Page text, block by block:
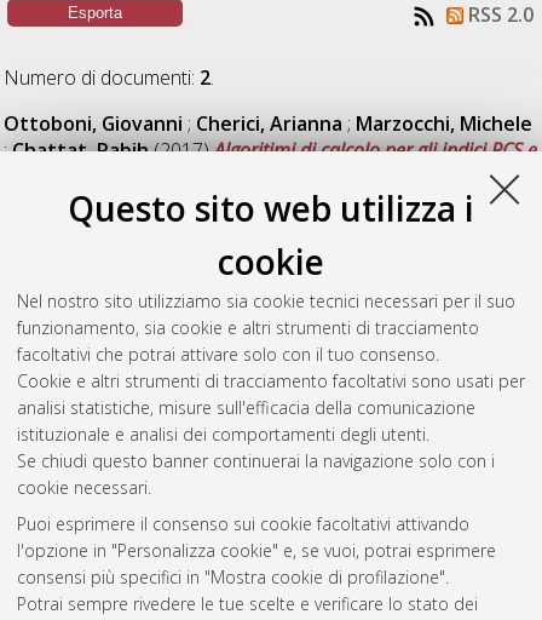
Questo sito web utilizza i
cookie
Nel nostro sito utilizziamo sia cookie tecnici necessari per il suo
funzionamento, sia cookie e altri strumenti di tracciamento
facoltativi che potrai attivare solo con il tuo consenso.
Cookie e altri strumenti di tracciamento facoltativi sono usati per
analisi statistiche, misure sull'efficacia della comunicazione
istituzionale e analisi dei comportamenti degli utenti.
Se chiudi questo banner continuerai la navigazione solo con i
cookie necessari.
Puoi esprimere il consenso sui cookie facoltativi attivando
l'opzione in "Personalizza cookie" e, se vuoi, potrai esprimere
consensi più specifici in "Mostra cookie di profilazione".
Potrai sempre rivedere le tue scelte e verificare lo stato dei
RSS 2.0
Numero di documenti: 2.
Ottoboni, Giovanni ; Cherici, Arianna ; Marzocchi, Michele
;Chattat, Rabih(2017)Algoritimi di calcolo per gli indici PCS e
10.6092/unibo/amsacta/5751.
Gallelli, Teresa
Soluri, Valentina Rebecca;Nunziata, Stefano
Alessia;Savary, Jean-Pierre;Chattat, Rabih(2018)
Remote Home Physical Training for Seniors: Guidelines from
the AAL-supported MOTION project.European Journal of
Ageing . ISSN 1613-9380
Questa lista e' stata generata ilThu Aug 6 20:34:54 2026
CEST
Atom
AMS Acta
ISSN: 2038-7954
re3data.org -